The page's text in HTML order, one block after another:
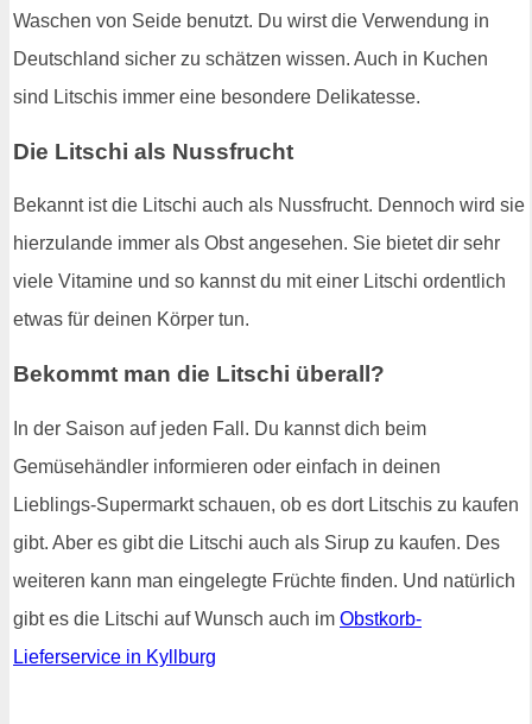
Waschen von Seide benutzt. Du wirst die Verwendung in
Deutschland sicher zu schätzen wissen. Auch in Kuchen
sind Litschis immer eine besondere Delikatesse.
Die Litschi als Nussfrucht
Bekannt ist die Litschi auch als Nussfrucht. Dennoch wird sie
hierzulande immer als Obst angesehen. Sie bietet dir sehr
viele Vitamine und so kannst du mit einer Litschi ordentlich
etwas für deinen Körper tun.
Bekommt man die Litschi überall?
In der Saison auf jeden Fall. Du kannst dich beim
Gemüsehändler informieren oder einfach in deinen
Lieblings-Supermarkt schauen, ob es dort Litschis zu kaufen
gibt. Aber es gibt die Litschi auch als Sirup zu kaufen. Des
weiteren kann man eingelegte Früchte finden. Und natürlich
gibt es die Litschi auf Wunsch auch im Obstkorb-
Lieferservice in Kyllburg